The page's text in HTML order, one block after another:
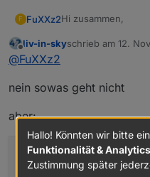
F FuXXz2Hi zusammen,
mir ist aufgefallen,
Also
Offline
liv-in-skyschrieb am 12.
zuletzt editiert von
@FuXXz2
nein sowas geht nicht
aber:
"red" oder
"#FE1345"
6
Hallo! Könnten wir bitte
Funktionalität & Analytics
Zustimmung später